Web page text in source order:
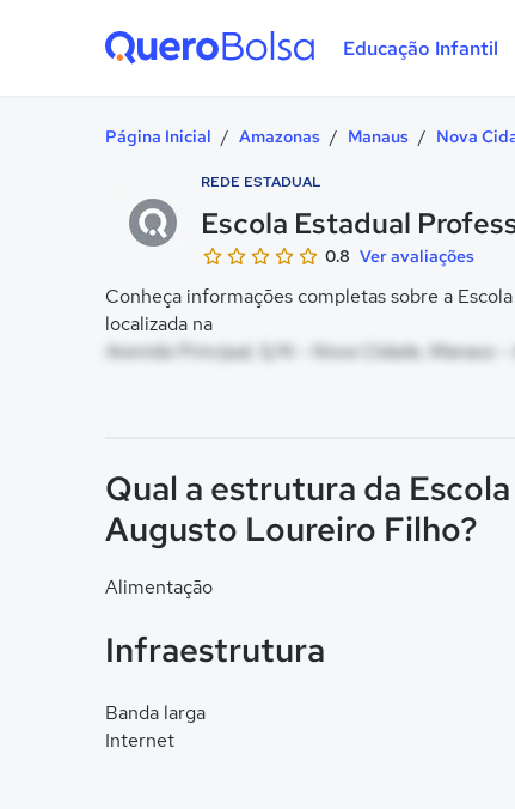
Educação Infantil
Página Inicial / Amazonas / Manaus / Nova
REDE ESTADUAL
Escola Estadual
0.8 Ver avaliações
Conheça informações completas sobre a
localizada na
Avenida Principal, S/N - Nova Cidade, Manaus -
Qual a estrutura da
Augusto Loureiro Filho?
Alimentação
Infraestrutura
Banda larga
Internet